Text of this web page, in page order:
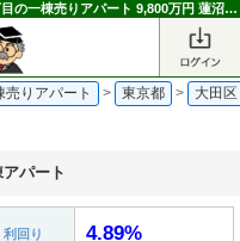
大田区池上 一棟アパート｜東京都大田区池上6丁目の一棟売りアパート 9,800万円 蓮沼駅｜不動産投資博士
売りアパート > 東京都 > 大田区
パート
利回り 4.89%